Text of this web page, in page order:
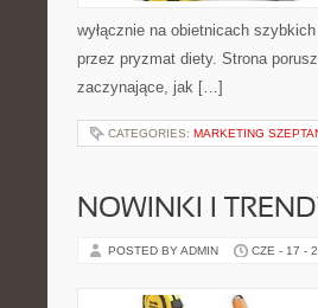
wyłącznie na obietnicach
przez pryzmat diety. Strona
zaczynające, jak […]
CATEGORIES: MARKETING
NOWINKI I
POSTED BY ADMIN CZE - 17 -